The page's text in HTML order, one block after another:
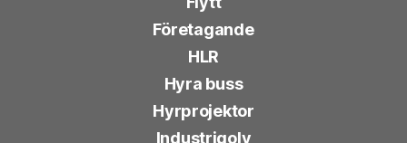
Företagande
HLR
Hyra buss
Hyrprojektor
Industrigolv